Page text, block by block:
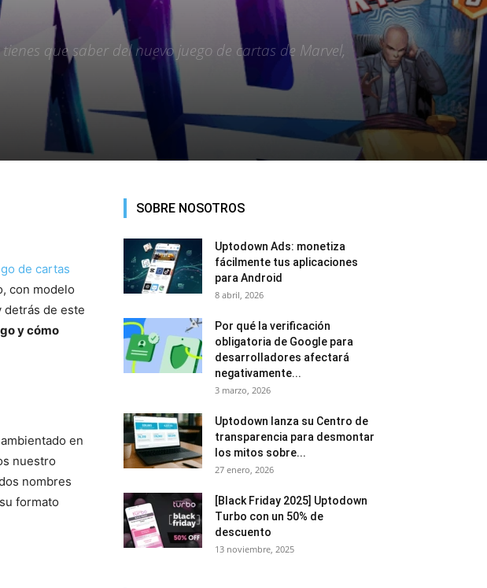
que saber del nuevo juego de cartas de Marvel,
de cartas
con modelo
detrás de este
y cómo
en
nuestro
nombres
formato
SOBRE NOSOTROS
Uptodown Ads: monetiza
fácilmente tus aplicaciones
para Android
8 abril, 2026
Por qué la verificación
obligatoria de Google para
desarrolladores afectará
negativamente...
3 marzo, 2026
Uptodown lanza su Centro de
transparencia para desmontar
los mitos sobre...
27 enero, 2026
[Black Friday 2025] Uptodown
Turbo con un 50% de
descuento
13 noviembre, 2025